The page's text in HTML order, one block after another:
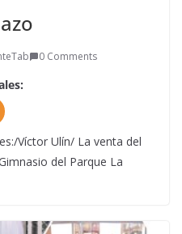
0 Comments
Víctor Ulín/ La venta del
del Parque La